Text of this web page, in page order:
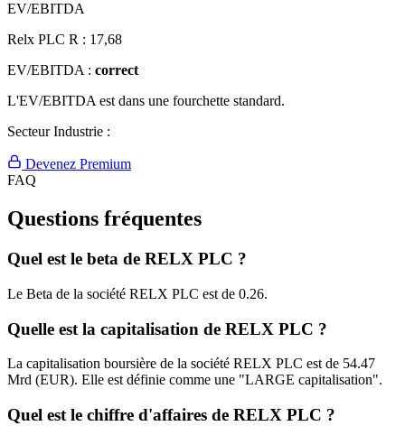
EV/EBITDA
Relx PLC R : 17,68
EV/EBITDA : correct
L'EV/EBITDA est dans une fourchette standard.
Secteur Industrie :
Devenez Premium
FAQ
Questions fréquentes
Quel est le beta de RELX PLC ?
Le Beta de la société RELX PLC est de 0.26.
Quelle est la capitalisation de RELX PLC ?
La capitalisation boursière de la société RELX PLC est de 54.47
Mrd (EUR). Elle est définie comme une "LARGE capitalisation".
Quel est le chiffre d'affaires de RELX PLC ?